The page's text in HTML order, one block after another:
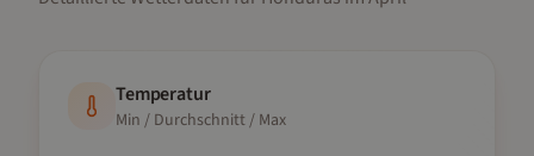
Temperatur
Min / Durchschnitt / Max